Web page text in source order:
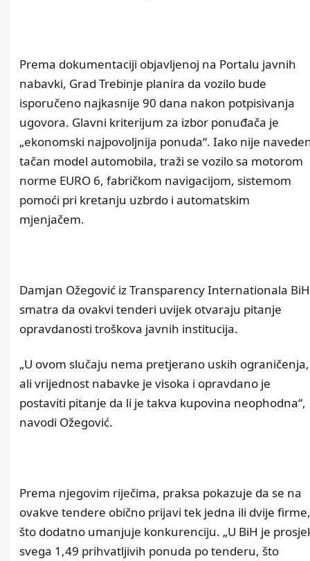
Prema dokumentaciji objavljenoj na Portalu javnih
nabavki, Grad Trebinje planira da vozilo bude
isporučeno najkasnije 90 dana nakon potpisivanja
ugovora. Glavni kriterijum za izbor ponuđača je
„ekonomski najpovoljnija ponuda“. Iako nije
tačan model automobila, traži se vozilo sa motorom
norme EURO 6, fabričkom navigacijom, sistemom
pomoći pri kretanju uzbrdo i automatskim
mjenjačem.
Damjan Ožegović iz Transparency Internationala BiH
smatra da ovakvi tenderi uvijek otvaraju pitanje
opravdanosti troškova javnih institucija.
„U ovom slučaju nema pretjerano uskih ograničenja,
ali vrijednost nabavke je visoka i opravdano je
postaviti pitanje da li je takva kupovina neophodna“,
navodi Ožegović.
Prema njegovim riječima, praksa pokazuje da se na
ovakve tendere obično prijavi tek jedna ili dvije firme,
što dodatno umanjuje konkurenciju. „U BiH je
svega 1,49 prihvatljivih ponuda po tenderu, što